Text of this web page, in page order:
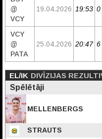
@
VCY
19.04.2026 19:53 0
VCY
@
PATA
25.04.2026 20:47 6
EL/IK DIVĪZIJAS
Spēlētāji
MELLENBERGS
STRAUTS